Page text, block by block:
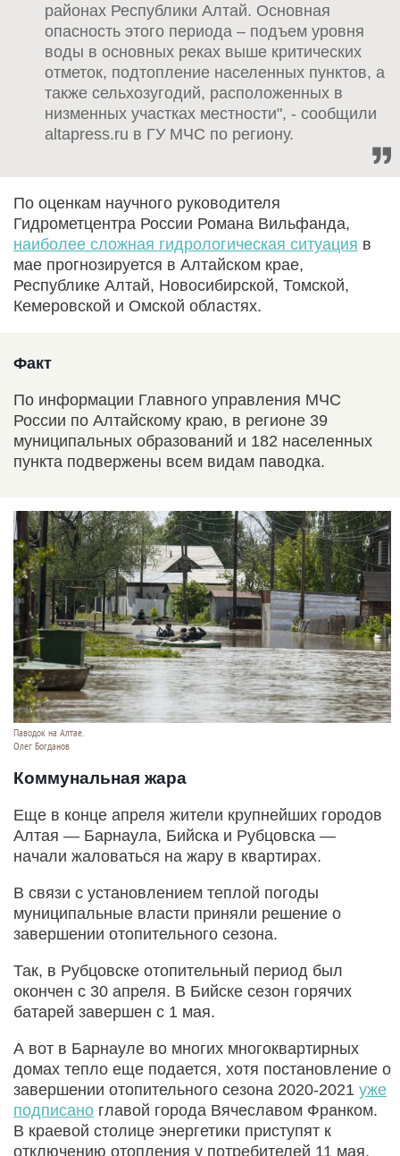
районах Республики Алтай. Основная
опасность этого периода – подъем уровня
воды в основных реках выше критических
отметок, подтопление населенных пунктов, а
также сельхозугодий, расположенных в
низменных участках местности", - сообщили
altapress.ru в ГУ МЧС по региону.
По оценкам научного руководителя
Гидрометцентра России Романа Вильфанда,
наиболее сложная гидрологическая ситуация в
мае прогнозируется в Алтайском крае,
Республике Алтай, Новосибирской, Томской,
Кемеровской и Омской областях.
Факт
По информации Главного управления МЧС
России по Алтайскому краю, в регионе 39
муниципальных образований и 182 населенных
пункта подвержены всем видам паводка.
Паводок на Алтае.
Олег Богданов
Коммунальная жара
Еще в конце апреля жители крупнейших городов
Алтая — Барнаула, Бийска и Рубцовска —
начали жаловаться на жару в квартирах.
В связи с установлением теплой погоды
муниципальные власти приняли решение о
завершении отопительного сезона.
Так, в Рубцовске отопительный период был
окончен с 30 апреля. В Бийске сезон горячих
батарей завершен с 1 мая.
А вот в Барнауле во многих многоквартирных
домах тепло еще подается, хотя постановление о
завершении отопительного сезона 2020-2021 уже
подписано главой города Вячеславом Франком.
В краевой столице энергетики приступят к
отключению отопления у потребителей 11 мая.